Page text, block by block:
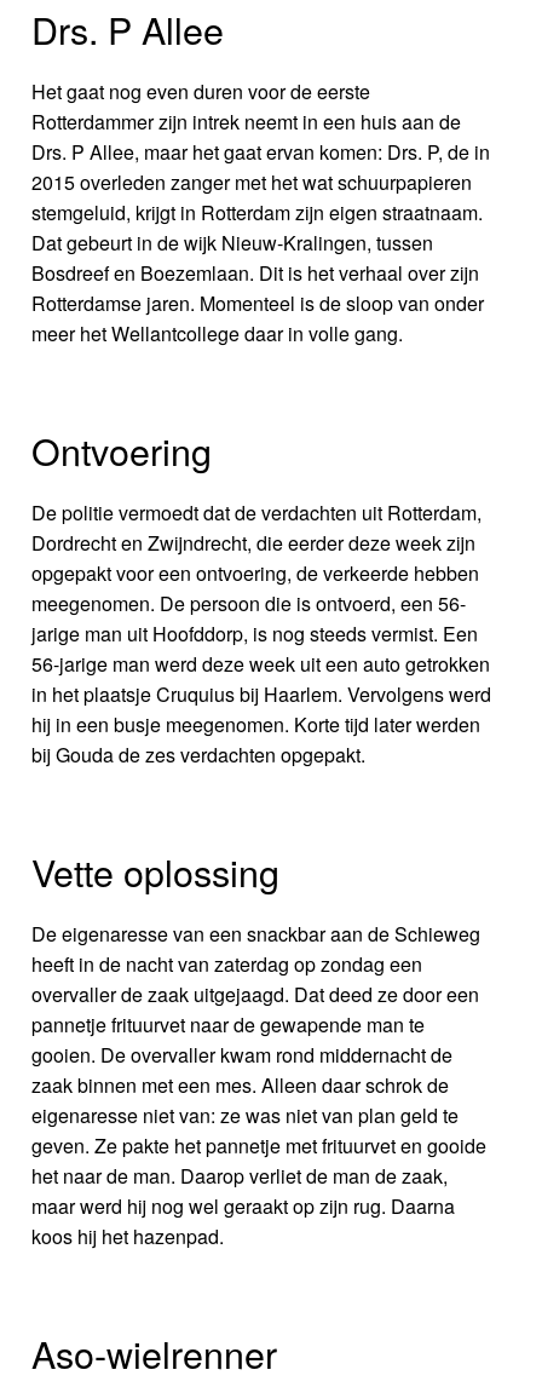
Drs. P Allee
Het gaat nog even duren voor de eerste
Rotterdammer zijn intrek neemt in een huis aan de
Drs. P Allee, maar het gaat ervan komen: Drs. P, de in
2015 overleden zanger met het wat schuurpapieren
stemgeluid, krijgt in Rotterdam zijn eigen straatnaam.
Dat gebeurt in de wijk Nieuw-Kralingen, tussen
Bosdreef en Boezemlaan. Dit is het verhaal over zijn
Rotterdamse jaren. Momenteel is de sloop van onder
meer het Wellantcollege daar in volle gang.
Ontvoering
De politie vermoedt dat de verdachten uit Rotterdam,
Dordrecht en Zwijndrecht, die eerder deze week zijn
opgepakt voor een ontvoering, de verkeerde hebben
meegenomen. De persoon die is ontvoerd, een 56-
jarige man uit Hoofddorp, is nog steeds vermist. Een
56-jarige man werd deze week uit een auto getrokken
in het plaatsje Cruquius bij Haarlem. Vervolgens werd
hij in een busje meegenomen. Korte tijd later werden
bij Gouda de zes verdachten opgepakt.
Vette oplossing
De eigenaresse van een snackbar aan de Schieweg
heeft in de nacht van zaterdag op zondag een
overvaller de zaak uitgejaagd. Dat deed ze door een
pannetje frituurvet naar de gewapende man te
gooien. De overvaller kwam rond middernacht de
zaak binnen met een mes. Alleen daar schrok de
eigenaresse niet van: ze was niet van plan geld te
geven. Ze pakte het pannetje met frituurvet en gooide
het naar de man. Daarop verliet de man de zaak,
maar werd hij nog wel geraakt op zijn rug. Daarna
koos hij het hazenpad.
Aso-wielrenner